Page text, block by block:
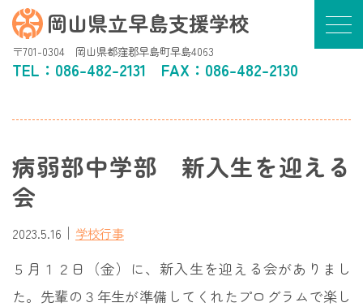
岡山県立早島支援学校
〒701-0304 岡山県都窪郡早島町早島4063
TEL： 086-482-2131 FAX：086-482-2130
病弱部中学部 新入生を迎える
会
2023.5.16 ｜ 学校行事
５月１２日（金）に、新入生を迎える会がありまし
た。先輩の３年生が準備してくれたプログラムで楽し